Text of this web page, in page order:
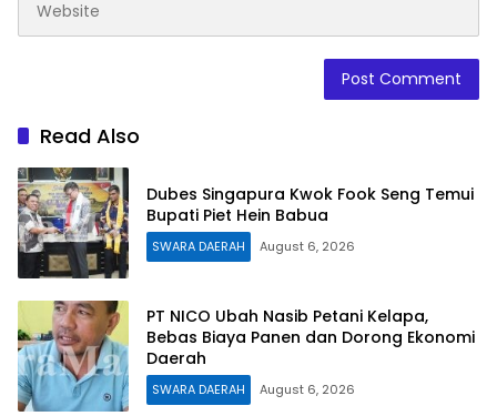
Read Also
Dubes Singapura Kwok Fook Seng Temui
Bupati Piet Hein Babua
SWARA DAERAH August 6, 2026
PT NICO Ubah Nasib Petani Kelapa,
Bebas Biaya Panen dan Dorong Ekonomi
Daerah
SWARA DAERAH August 6, 2026